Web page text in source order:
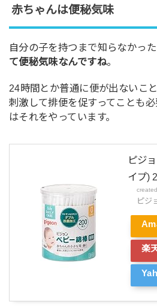
赤ちゃんは便秘気味
自分の子を持つまで知らなかっ
て便秘気味なんですね。
24時間とか普通に便が出ないこ
刺激して排便を促すってことも
はそれをやっています。
ピジ
イプ)
ピジ
楽